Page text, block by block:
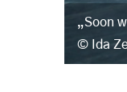
„Soon
Ida